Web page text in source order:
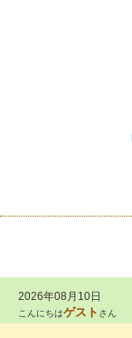
2026年08月10日
こんにちはゲスト さん